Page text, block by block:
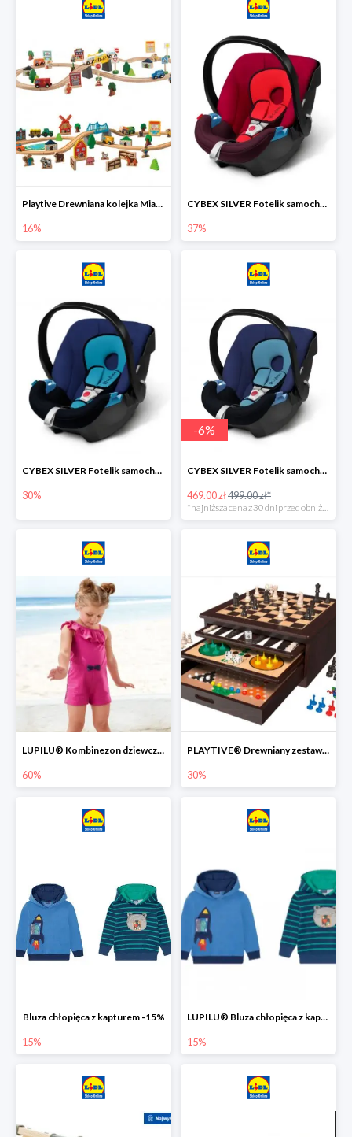
Playtive Drewniana kolejka Miasto lub Farma
16%
CYBEX SILVER Fotelik samochodowy
37%
CYBEX SILVER Fotelik samochodowy -30%
30%
-6%
CYBEX SILVER Fotelik samochodowy + dostawa gratis!
469.00 zł499.00 zł*
*najniższa cena z 30 dni przed obniżką
LUPILU® Kombinezon dziewczęcy z bawełny
60%
PLAYTIVE® Drewniany zestaw gier 10 w 1
30%
Bluza chłopięca z kapturem -15%
15%
LUPILU® Bluza chłopięca z kapturem
15%